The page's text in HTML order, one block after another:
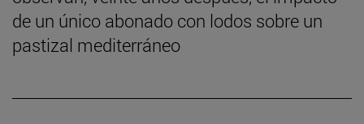
de un único abonado con lodos sobre un
pastizal mediterráneo